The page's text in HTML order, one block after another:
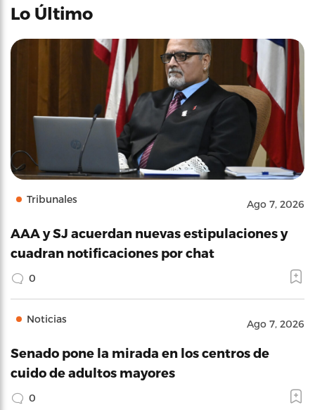
Lo Último
Tribunales Ago 7, 2026
AAA y SJ acuerdan nuevas estipulaciones y
cuadran notificaciones por chat
0
Noticias Ago 7, 2026
Senado pone la mirada en los centros de
cuido de adultos mayores
0